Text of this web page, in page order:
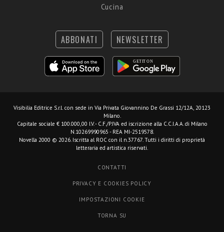
Cucina
ABBONATI NEWSLETTER
Visibilia Editrice S.r.l. con sede in Via Privata Giovannino De Grassi 12/12A, 20123
Milano.
Capitale sociale € 100.000,00 I.V. - C.F./P.IVA ed iscrizione alla C.C.I.A.A. di Milano
N.10269990965 - REA MI-2519578.
Novella 2000 © 2026. Iscritta al ROC con il n.37767. Tutti i diritti di proprietà
letteraria ed artistica riservati.
CONTATTI
PRIVACY E COOKIES POLICY
IMPOSTAZIONI COOKIE
TORNA SU